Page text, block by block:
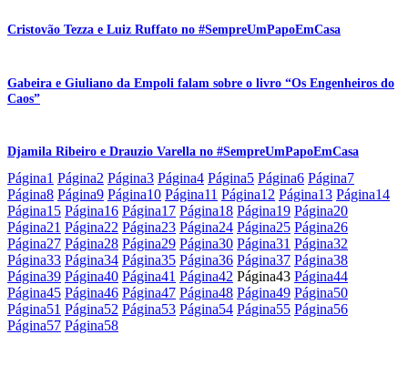
Cristovão Tezza e Luiz Ruffato no #SempreUmPapoEmCasa
Gabeira e Giuliano da Empoli falam sobre o livro “Os Engenheiros do
Caos”
Djamila Ribeiro e Drauzio Varella no #SempreUmPapoEmCasa
Página1 Página2 Página3 Página4 Página5 Página6 Página7
Página8 Página9 Página10 Página11 Página12 Página13 Página14
Página15 Página16 Página17 Página18 Página19 Página20
Página21 Página22 Página23 Página24 Página25 Página26
Página27 Página28 Página29 Página30 Página31 Página32
Página33 Página34 Página35 Página36 Página37 Página38
Página39 Página40 Página41 Página42 Página43 Página44
Página45 Página46 Página47 Página48 Página49 Página50
Página51 Página52 Página53 Página54 Página55 Página56
Página57 Página58